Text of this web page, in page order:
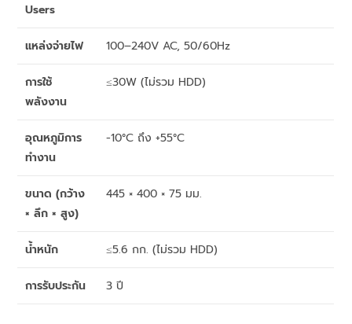
Users
แหล่งจ่ายไฟ 100–240V AC, 50/60Hz
การใช้
พลังงาน
≤30W (ไม่รวม HDD)
อุณหภูมิการ
ทำงาน
-10°C ถึง +55°C
ขนาด (กว้าง
× ลึก × สูง)
445 × 400 × 75 มม.
น้ำหนัก ≤5.6 กก. (ไม่รวม HDD)
การรับประกัน 3 ปี